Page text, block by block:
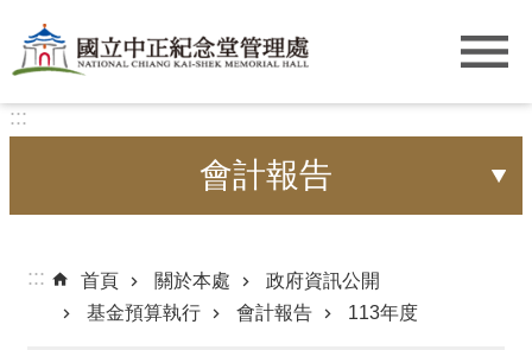
跳到主要內容區塊
:::
會計報告
::: 首頁 關於本處
政府資訊公開
基金預算執行
會計報告 113年度